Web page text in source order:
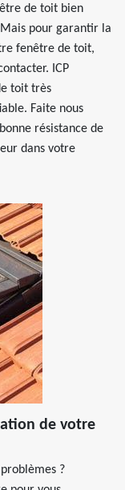
de toit bien
pour garantir la
fenêtre de toit,
ICP
toit très
Faite nous
résistance de
dans votre
de votre
?